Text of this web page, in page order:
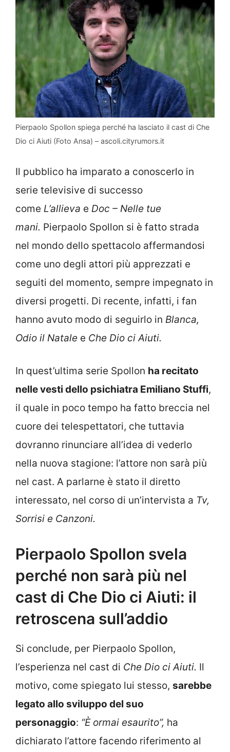
Pierpaolo Spollon spiega perché ha lasciato il cast di Che
Dio ci Aiuti (Foto Ansa) – ascoli.cityrumors.it
Il pubblico ha imparato a conoscerlo in
serie televisive di successo
come L’allieva e Doc – Nelle tue
mani. Pierpaolo Spollon si è fatto strada
nel mondo dello spettacolo affermandosi
come uno degli attori più apprezzati e
seguiti del momento, sempre impegnato in
diversi progetti. Di recente, infatti, i fan
hanno avuto modo di seguirlo in Blanca,
Odio il Natale e Che Dio ci Aiuti.
In quest’ultima serie Spollon ha recitato
nelle vesti dello psichiatra Emiliano Stuffi,
il quale in poco tempo ha fatto breccia nel
cuore dei telespettatori, che tuttavia
dovranno rinunciare all’idea di vederlo
nella nuova stagione: l’attore non sarà più
nel cast. A parlarne è stato il diretto
interessato, nel corso di un’intervista a Tv,
Sorrisi e Canzoni.
Pierpaolo Spollon svela
perché non sarà più nel
cast di Che Dio ci Aiuti: il
retroscena sull’addio
Si conclude, per Pierpaolo Spollon,
l’esperienza nel cast di Che Dio ci Aiuti. Il
motivo, come spiegato lui stesso, sarebbe
legato allo sviluppo del suo
personaggio: “È ormai esaurito”, ha
dichiarato l’attore facendo riferimento al